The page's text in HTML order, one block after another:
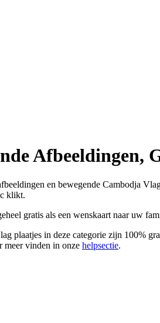
Afbeeldingen,
en bewegende Cambodja
klikt.
gratis als een wenskaart naar uw
plaatjes in deze categorie zijn 100%
vinden in onze helpsectie.